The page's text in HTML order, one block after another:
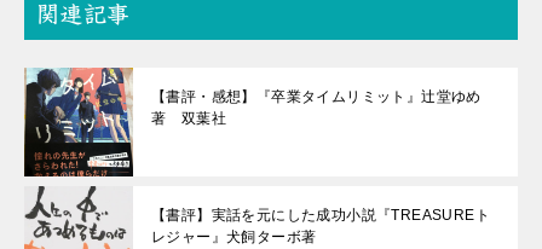
関連記事
【書評・感想】『卒業タイムリミット』辻堂ゆめ
著 双葉社
【書評】実話を元にした成功小説『TREASUREト
レジャー』犬飼ターボ著